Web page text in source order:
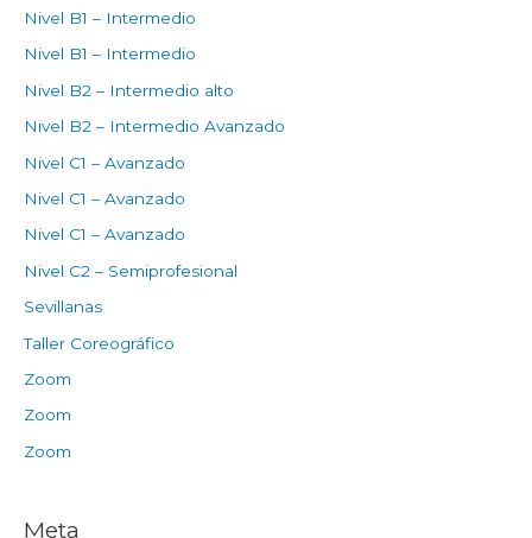
Nivel B1 – Intermedio
Nivel B1 – Intermedio
Nivel B2 – Intermedio alto
Nivel B2 – Intermedio Avanzado
Nivel C1 – Avanzado
Nivel C1 – Avanzado
Nivel C1 – Avanzado
Nivel C2 – Semiprofesional
Sevillanas
Taller Coreográfico
Zoom
Zoom
Zoom
Meta